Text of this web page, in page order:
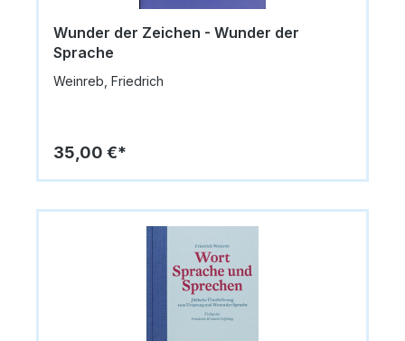
Wunder der Zeichen - Wunder der
Sprache
Weinreb, Friedrich
35,00 €*